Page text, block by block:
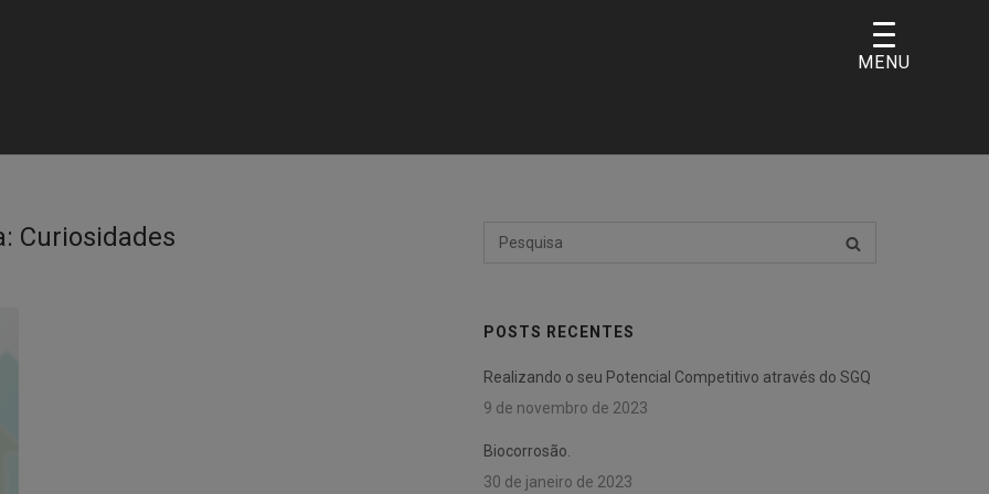
Curiosidades
Pesquisar
PESQUISA
POSTS RECENTES
Realizando o seu Potencial Competitivo através do SGQ
9 de novembro de 2023
Biocorrosão.
30 de janeiro de 2023
MENU